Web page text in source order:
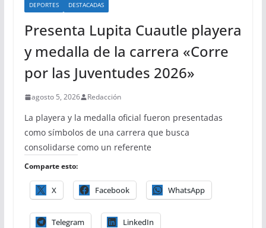
DEPORTES DESTACADAS
Presenta Lupita Cuautle playera
y medalla de la carrera «Corre
por las Juventudes 2026»
agosto 5, 2026 Redacción
La playera y la medalla oficial fueron presentadas
como símbolos de una carrera que busca
consolidarse como un referente
Comparte esto:
X Facebook WhatsApp
Telegram LinkedIn